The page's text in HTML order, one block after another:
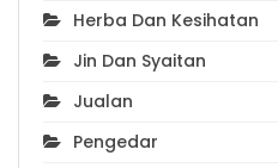
Herba Dan Kesihatan
Jin Dan Syaitan
Jualan
Pengedar